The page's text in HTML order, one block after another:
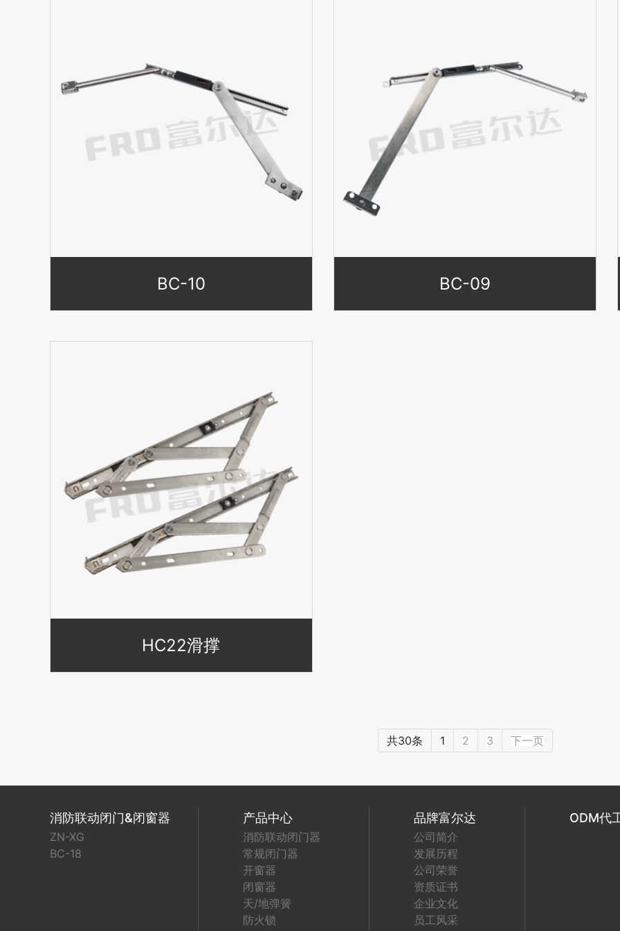
BC-10 BC-09
HC22滑撑
共30条 1 2 3 下一页
消防联动闭门&闭窗器
ZN-XG
BC-18
产品中心
消防联动闭门器
常规闭门器
开窗器
闭窗器
天/地弹簧
防火锁
品牌富尔达
公司简介
发展历程
公司荣誉
资质证书
企业文化
员工风采
ODM代